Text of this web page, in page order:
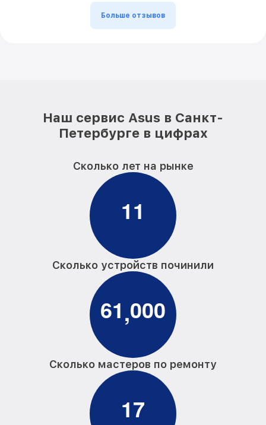
Больше отзывов
Наш сервис Asus в Санкт-
Петербурге в цифрах
Сколько лет на рынке
11
Сколько устройств починили
61,000
Сколько мастеров по ремонту
17